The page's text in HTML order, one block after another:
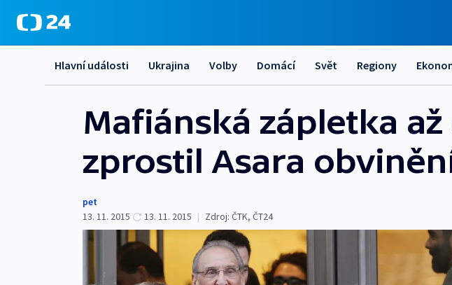
Hlavní události Ukrajina Volby Domácí Svět Regiony
Mafiánská zápletka
zprostil Asara
pet
13. 11. 2015
13. 11. 2015 | Zdroj: ČTK, ČT24